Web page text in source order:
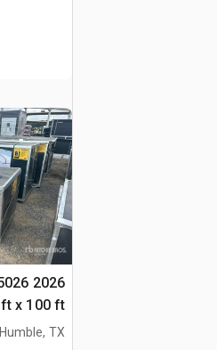
(Unused)
TX